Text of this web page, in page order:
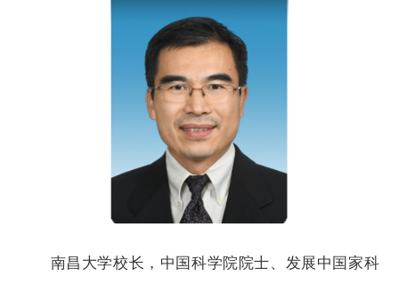
南昌大学校长，中国科学院院士、发展中国家科